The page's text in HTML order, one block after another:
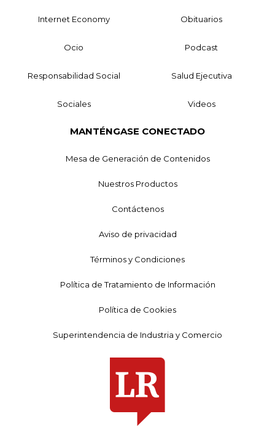
Internet Economy Obituarios
Ocio Podcast
Responsabilidad Social Salud Ejecutiva
Sociales Videos
MANTÉNGASE CONECTADO
Mesa de Generación de Contenidos
Nuestros Productos
Contáctenos
Aviso de privacidad
Términos y Condiciones
Política de Tratamiento de Información
Política de Cookies
Superintendencia de Industria y Comercio